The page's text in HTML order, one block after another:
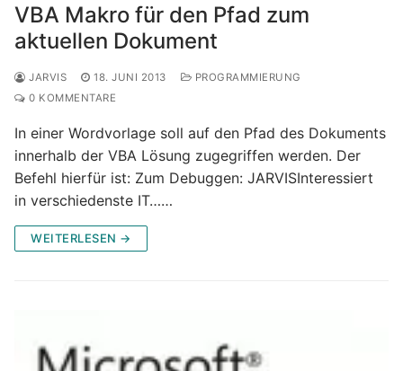
VBA Makro für den Pfad zum
aktuellen Dokument
JARVIS 18. JUNI 2013
PROGRAMMIERUNG
0 KOMMENTARE
In einer Wordvorlage soll auf den Pfad des Dokuments
innerhalb der VBA Lösung zugegriffen werden. Der
Befehl hierfür ist: Zum Debuggen: JARVISInteressiert
in verschiedenste IT……
WEITERLESEN →